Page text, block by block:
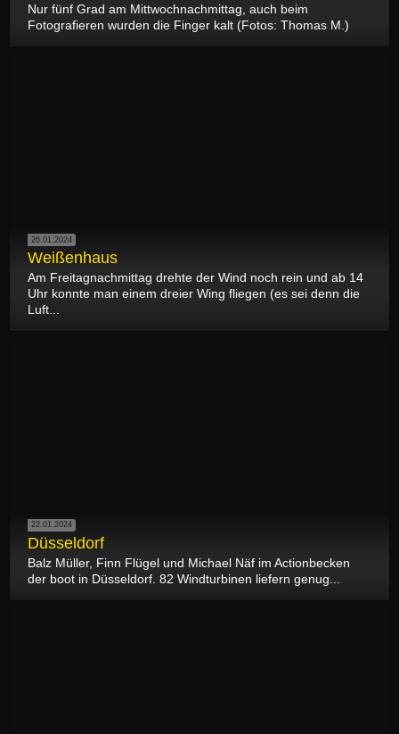
Nur fünf Grad am Mittwochnachmittag, auch beim
Fotografieren wurden die Finger kalt (Fotos: Thomas M.)
26.01.2024
Weißenhaus
Am Freitagnachmittag drehte der Wind noch rein und ab 14
Uhr konnte man einem dreier Wing fliegen (es sei denn die
Luft...
22.01.2024
Düsseldorf
Balz Müller, Finn Flügel und Michael Näf im Actionbecken
der boot in Düsseldorf. 82 Windturbinen liefern genug...